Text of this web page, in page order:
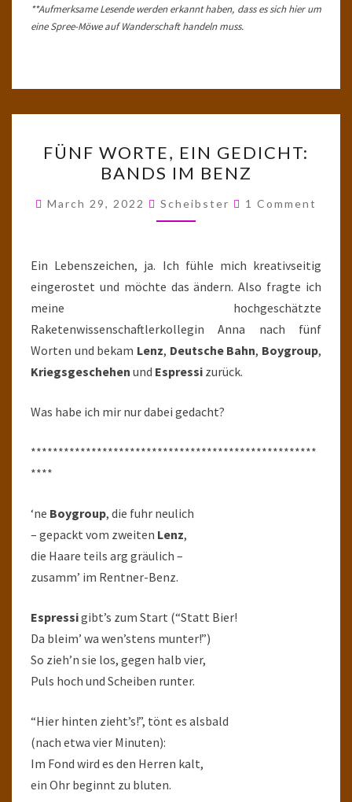
**Aufmerksame Lesende werden erkannt haben, dass es sich hier um
eine Spree-Möwe auf Wanderschaft handeln muss.
WORTE,
EIN
GEDICHT:
BANDS
BENZ
FÜNF WORTE, EIN GEDICHT:
BANDS IM BENZ
March 29, 2022 Scheibster Comments
1 Comment
Ein Lebenszeichen, ja. Ich fühle mich kreativseitig
eingerostet und möchte das ändern. Also fragte ich
meine hochgeschätzte
Raketenwissenschaftlerkollegin Anna nach fünf
Worten und bekam Lenz, Deutsche Bahn, Boygroup,
Kriegsgeschehen und Espressi zurück.
Was habe ich mir nur dabei gedacht?
****************************************************
****
‘ne Boygroup, die fuhr neulich
– gepackt vom zweiten Lenz,
die Haare teils arg gräulich –
zusamm’ im Rentner-Benz.
Espressigibt’s zum Start (“Statt Bier!
Da bleim’ wa wen’stens munter!”)
So zieh’n sie los, gegen halb vier,
Puls hoch und Scheiben runter.
“Hier hinten zieht’s!”, tönt es alsbald
(nach etwa vier Minuten):
Im Fond wird es den Herren kalt,
ein Ohr beginnt zu bluten.